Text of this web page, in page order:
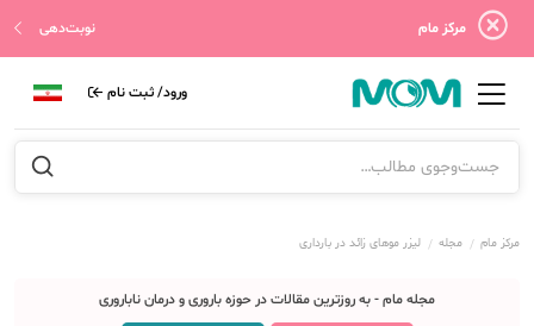
مرکز مام نوبت‌دهی
ورود/ ثبت نام
مرکز مام مجله لیزر موهای زائد در بارداری
مجله مام - به روزترین مقالات در حوزه باروری و درمان ناباروری